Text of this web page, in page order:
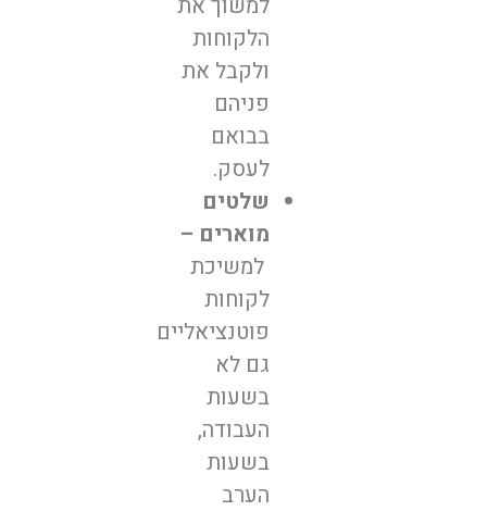
הלקוחות
ולקבל את
פניהם
בבואם
לעסק.
שלטים
מוארים –
למשיכת
לקוחות
פוטנציאליים
גם לא
בשעות
העבודה,
בשעות
הערב